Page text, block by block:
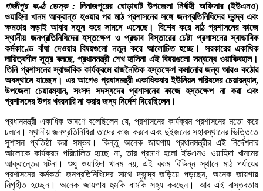
গাজীপুর কণ্ঠ ডেস্ক : দিনাজপুরের ঘোড়াঘাট উপজেলা নির্বাহী অফিসার (ইউএনও)
ওয়াহিদা খানম আক্রান্ত হওয়ার পর মাঠ প্রশাসনের সঙ্গে জনপ্রতিনিধিদের দ্বন্দ্ব এবং
ক্ষমতার লড়াই আবার নতুন করে সামনে এসেছে। বিশেষ করে মাঠ প্রশাসনের কাজে
স্থানীয় জনপ্রতিনিধিদের হস্তক্ষেপ ও প্রভাব বিস্তারের চেষ্টা প্রশাসনের স্বাভাবিক
কর্মকাণ্ডে বাঁধা দেওয়ার বিষয়গুলো নতুন করে আলোচিত হচ্ছে। সরকারের একাধিক
দায়িত্বশীল সূত্র বলছে, প্রধানমন্ত্রী শেখ হাসিনা এই বিষয়গুলো সম্বন্ধে ওয়াকিবহাল।
তিনি প্রশাসনের স্বাভাবিক কার্যক্রমে রাজনৈতিক হস্তক্ষেপ কমানোর জন্য আরও কঠোর
অবস্থানে যাচ্ছেন। এর আগেও প্রধানমন্ত্রী একাধিকবার ইউনিয়ন পরিষদের চেয়ারম্যান,
উপজেলা চেয়ারম্যান, সংসদ সদস্যদের প্রশাসনের কাজে হস্তক্ষেপ না করা এবং
প্রশাসনের উপর খবরদারি না করার জন্য নির্দেশ দিয়েছিলেন।
প্রধানমন্ত্রী একাধিক ভাষণে বলেছিলেন যে, প্রশাসনের কার্যক্রম প্রশাসনের মতো করে
চলবে। স্থানীয় জনপ্রতিনিধিরা তাদের কাজ করবে এবং দুইজনের সহাবস্থানের ভিত্তিতে
সুশাসন প্রতিষ্ঠা করা সম্ভব। কিন্তু অনেক জায়গায় প্রধানমন্ত্রীর এই নির্দেশনার
আলোকে কার্যক্রম পরিচালিত হচ্ছে না, তার প্রমাণ হলো ইউএনও ওয়াহিদা খানমের
আক্রান্তের ঘটনা। শুধু ওয়াহিদা খানম নয়, এই রকম বিভিন্ন স্থানে মাঠ পর্যায়ের
প্রশাসনের কর্মকর্তা জনপ্রতিনিধিদের সাথে দ্বন্দ্বে জড়িয়ে পড়ছেন, অনেক জায়গায়
নিগৃহীত হচ্ছেন। অনেক জায়গায় হুমকি ধামকি সহ্য করছেন। আর এই বাস্তবতায়